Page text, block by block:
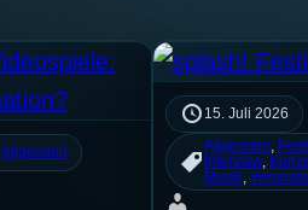
Allgemein
15. Juli 2026
Allgemein
Interview,
Musik ,